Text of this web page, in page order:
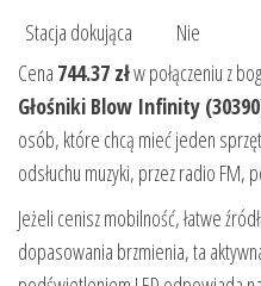
Stacja dokująca
Nie
Cena 744.37 złw połączeniu z
Głośniki Blow Infinity
osób, które chcą mieć jeden
odsłuchu muzyki, przez radio
Jeżeli cenisz mobilność, łatwe
dopasowania brzmienia, ta